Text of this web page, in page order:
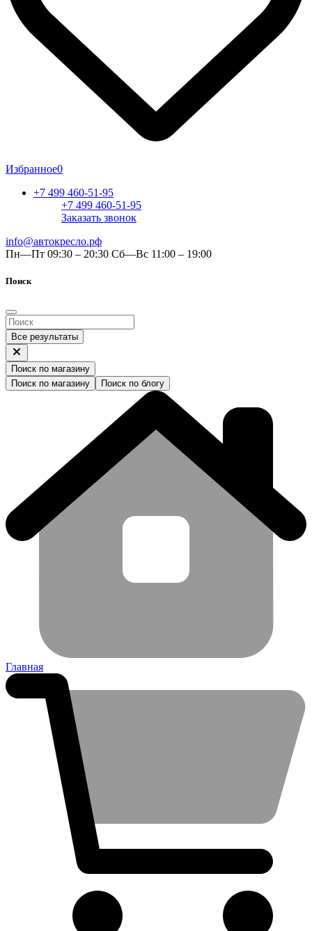
Избранное0
+7 499 460-51-95
+7 499 460-51-95
Заказать звонок
info@автокресло.рф
Пн—Пт 09:30 – 20:30 Сб—Вс 11:00 – 19:00
Поиск
Все результаты
Поиск по магазину
Поиск по магазину
Поиск по блогу
Главная